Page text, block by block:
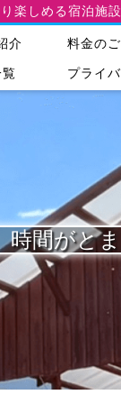
楽しめる宿泊施設
介 料金の
プライ
時間がと